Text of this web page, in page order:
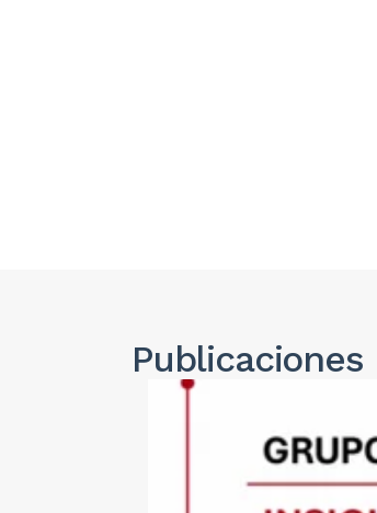
Publicaciones